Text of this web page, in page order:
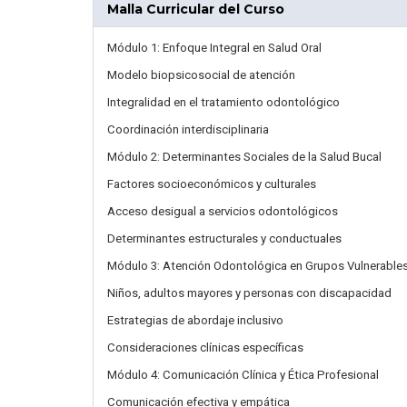
Malla Curricular del Curso
Módulo 1: Enfoque Integral en Salud Oral
Modelo biopsicosocial de atención
Integralidad en el tratamiento odontológico
Coordinación interdisciplinaria
Módulo 2: Determinantes Sociales de la Salud Bucal
Factores socioeconómicos y culturales
Acceso desigual a servicios odontológicos
Determinantes estructurales y conductuales
Módulo 3: Atención Odontológica en Grupos
Niños, adultos mayores y personas con discapacidad
Estrategias de abordaje inclusivo
Consideraciones clínicas específicas
Módulo 4: Comunicación Clínica y Ética Profesional
Comunicación efectiva y empática